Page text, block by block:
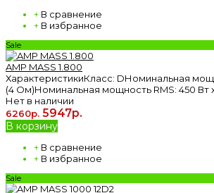
+ В сравнение
+ В избранное
Sale
AMP MASS 1.800
ХарактеристикиКласс: DНоминальная
(4 Ом)Номинальная мощность RMS: 450 Вт х
Нет в наличии
6260р. 5947р.
В корзину
+ В сравнение
+ В избранное
Sale